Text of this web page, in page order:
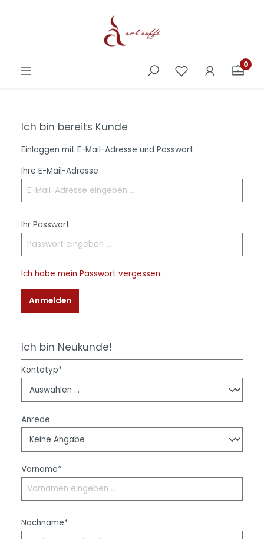
0
Ich bin bereits Kunde
Einloggen mit E-Mail-Adresse und Passwort
Ihre E-Mail-Adresse
Ihr Passwort
Ich habe mein Passwort vergessen.
Anmelden
Ich bin Neukunde!
Kontotyp*
Anrede
Vorname*
Nachname*